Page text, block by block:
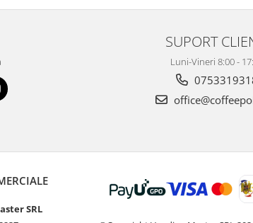
SUPORT
Luni-Vineri 8:00 -
SRL